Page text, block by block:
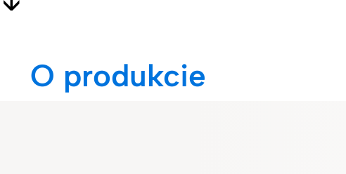
O produkcie